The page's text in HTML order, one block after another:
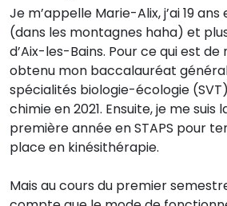
Je m’appelle Marie-Alix, j’ai 19
(dans les montagnes haha) et
d’Aix-les-Bains. Pour ce qui est de
obtenu mon baccalauréat
spécialités biologie-écologie
chimie en 2021. Ensuite, je me suis
première année en STAPS pour
place en kinésithérapie.
Mais au cours du premier